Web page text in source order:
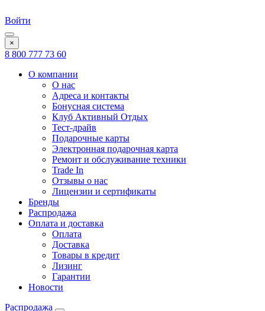
Войти
×
8 800 777 73 60
О компании
О нас
Адреса и контакты
Бонусная система
Клуб Активный Отдых
Тест-драйв
Подарочные карты
Электронная подарочная карта
Ремонт и обслуживание техники
Trade In
Отзывы о нас
Лицензии и сертификаты
Бренды
Распродажа
Оплата и доставка
Оплата
Доставка
Товары в кредит
Лизинг
Гарантии
Новости
Распродажа